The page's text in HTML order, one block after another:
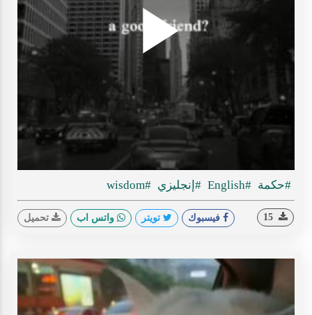
Play
#حكمة #English #إنجليزي #wisdom
فيسبوك تويتر واتس اب تحميل